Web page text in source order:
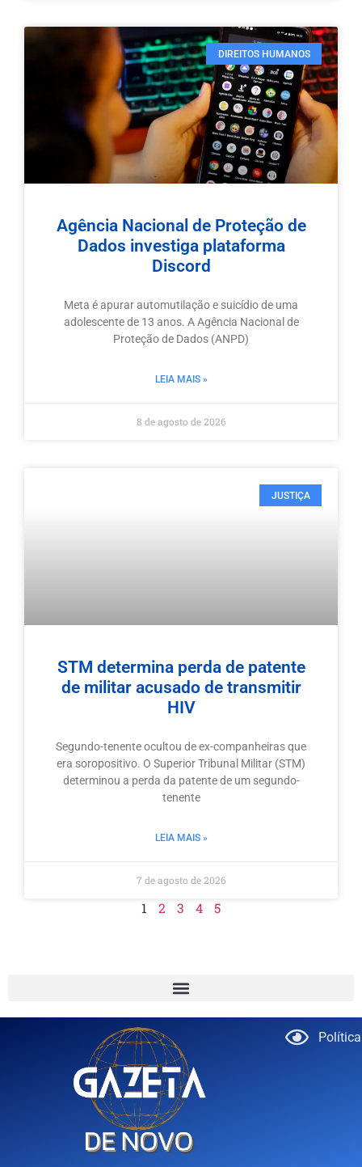
DIREITOS HUMANOS
Agência Nacional de Proteção de
Dados investiga plataforma
Discord
Meta é apurar automutilação e suicídio de uma
adolescente de 13 anos. A Agência Nacional de
Proteção de Dados (ANPD)
LEIA MAIS »
8 de agosto de 2026
JUSTIÇA
STM determina perda de patente
de militar acusado de transmitir
HIV
Segundo-tenente ocultou de ex-companheiras que
era soropositivo. O Superior Tribunal Militar (STM)
determinou a perda da patente de um segundo-
tenente
LEIA MAIS »
7 de agosto de 2026
1 2 3 4 5